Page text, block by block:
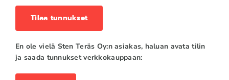
Tilaa tunnukset
En ole vielä Sten Teräs Oy:n asiakas, haluan avata tilin
ja saada tunnukset verkkokauppaan: